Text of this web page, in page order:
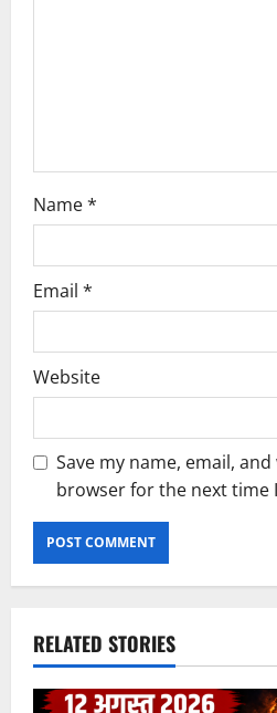
Name*
Email *
Website
Save my name, email,
browser for the next time
RELATED STORIES